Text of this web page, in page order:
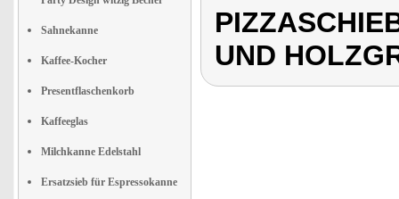
Sahnekanne
Kaffee-Kocher
Presentflaschenkorb
Kaffeeglas
Milchkanne Edelstahl
Ersatzsieb für Espressokanne
UND